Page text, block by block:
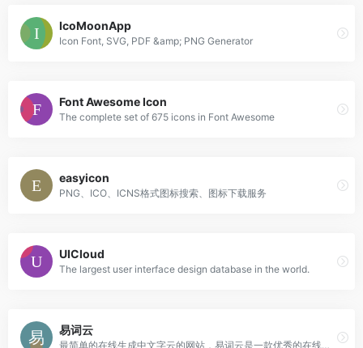
IcoMoonApp
Icon Font, SVG, PDF &amp; PNG Generator
Font Awesome Icon
The complete set of 675 icons in Font Awesome
easyicon
PNG、ICO、ICNS格式图标搜索、图标下载服务
UICloud
The largest user interface design database in the world.
易词云
最简单的在线生成中文字云的网站，易词云是一款优秀的在线中文词云生成网站，具有分词功能，内含多种形状模板，不同的配色方案，可供选择